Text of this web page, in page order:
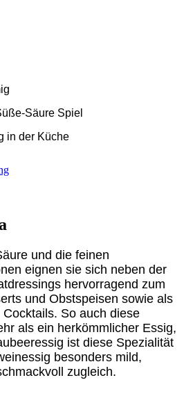
Säure Spiel
in der Küche
und die feinen
eignen sie sich neben der
hervorragend zum
und Obstspeisen sowie als
So auch diese
als ein herkömmlicher Essig,
ist diese Spezialität
besonders mild,
zugleich.